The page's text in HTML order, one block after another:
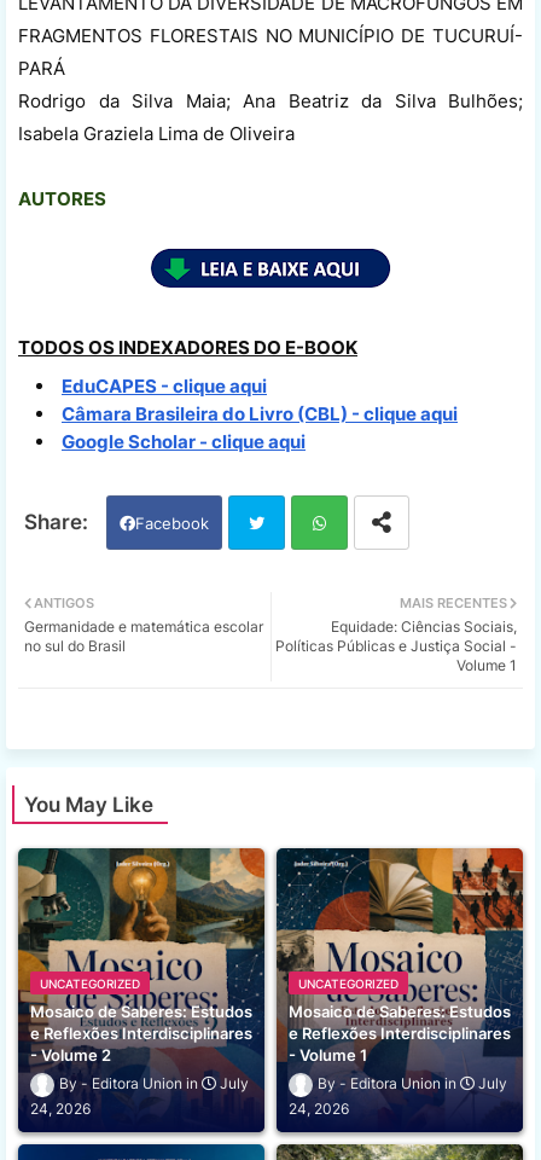
FRAGMENTOS FLORESTAIS NO MUNICÍPIO DE TUCURUÍ-
PARÁ
Rodrigo da Silva Maia; Ana Beatriz da Silva Bulhões;
Isabela Graziela Lima de Oliveira
AUTORES
TODOS OS INDEXADORES DO E-BOOK
EduCAPES - clique aqui
Câmara Brasileira do Livro (CBL) - clique aqui
Google Scholar - clique aqui
Facebook
tter
MAIS RECENTES
Equidade: Ciências Sociais,
Políticas Públicas e Justiça Social -
Volume 1
ANTIGOS
Germanidade e matemática escolar
no sul do Brasil
You May Like
UNCATEGORIZED
Mosaico de Saberes: Estudos
e Reflexões Interdisciplinares
- Volume 2
Editora Union
July
24, 2026
UNCATEGORIZED
Mosaico de Saberes: Estudos
e Reflexões Interdisciplinares
- Volume 1
Editora Union
July
24, 2026